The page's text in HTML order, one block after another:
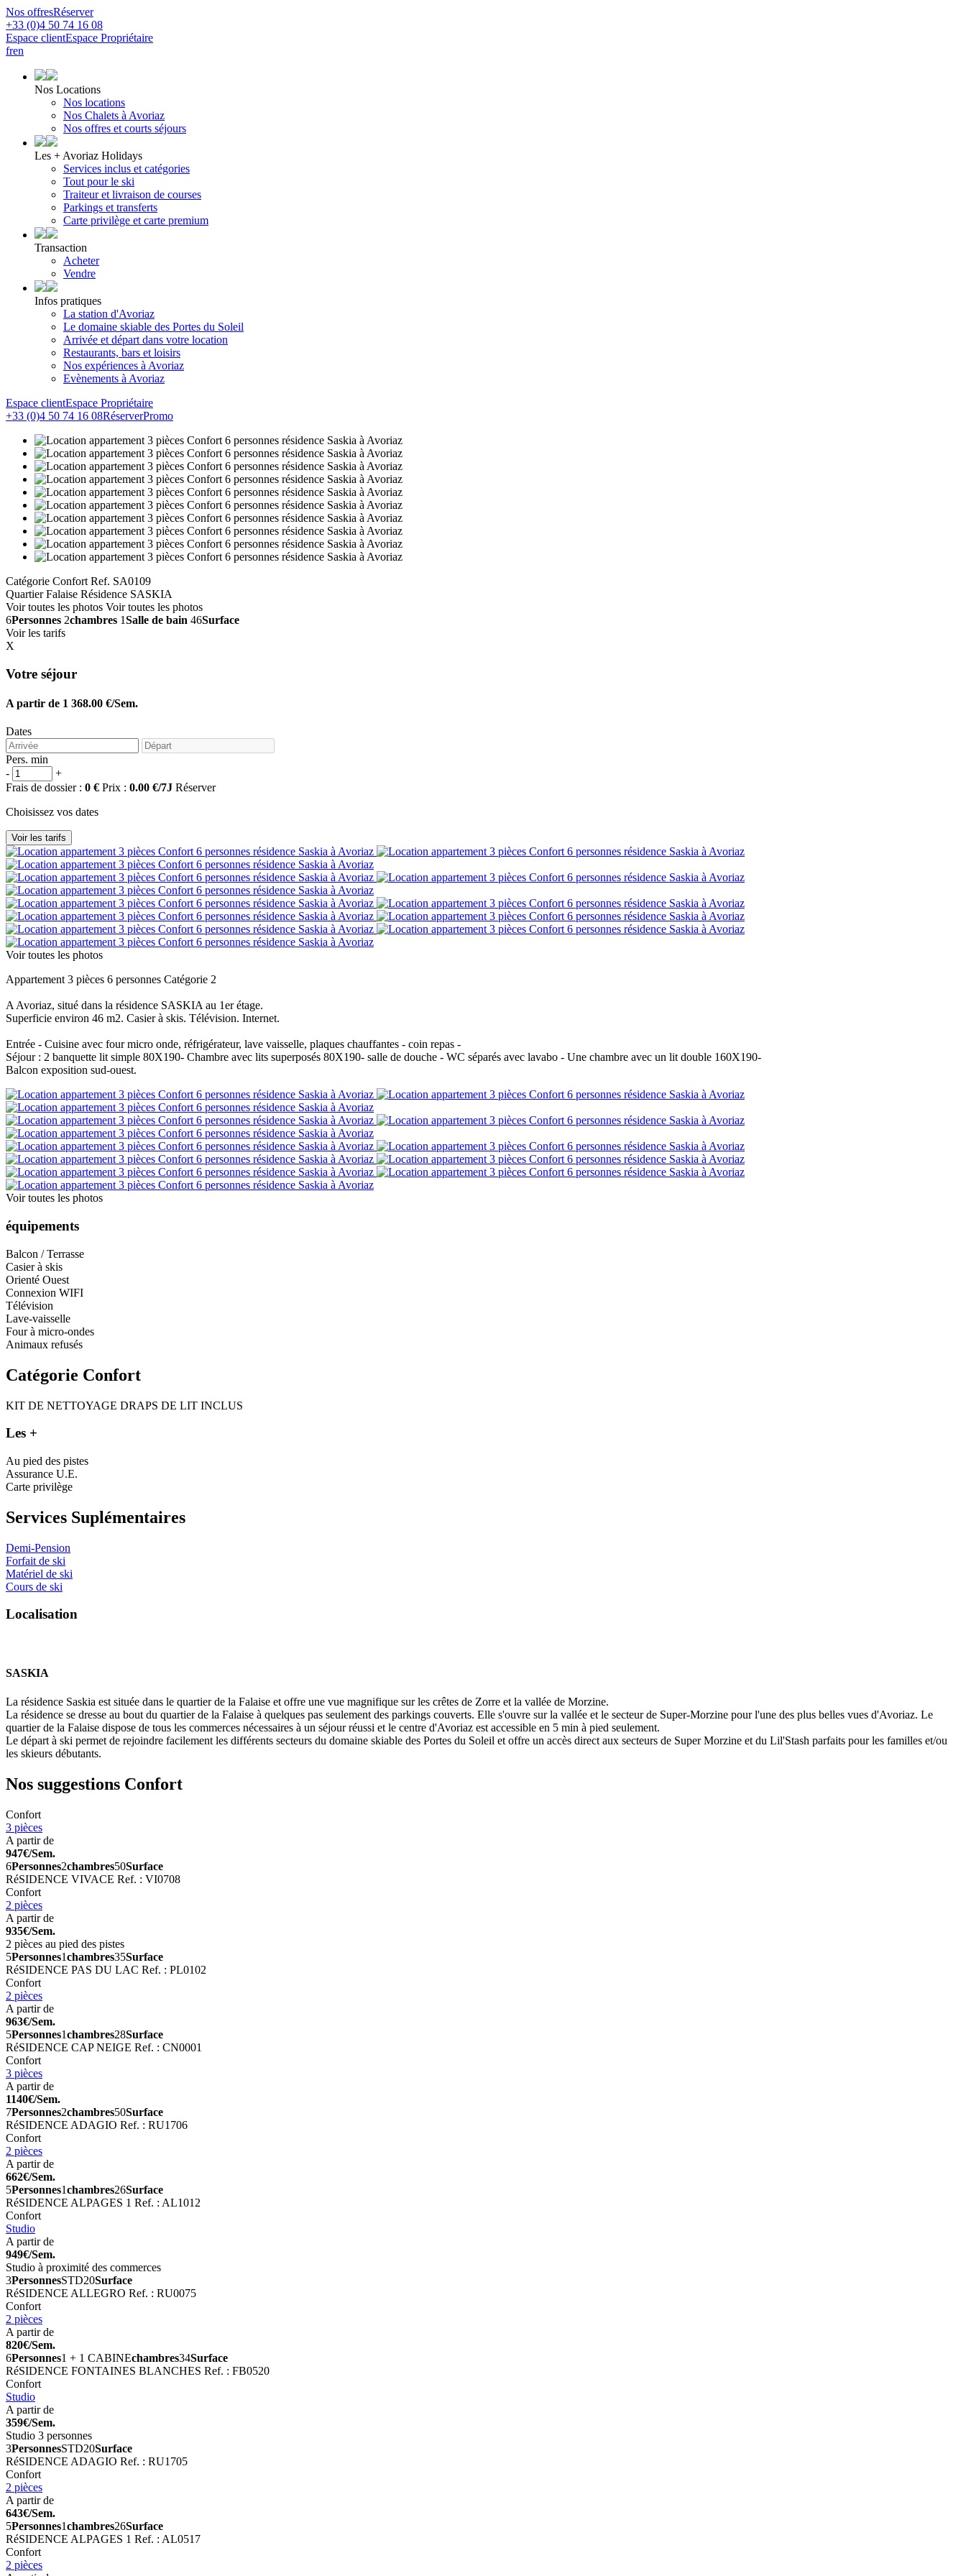
Nos offresRéserver
+33 (0)4 50 74 16 08
Espace clientEspace Propriétaire
fren
Nos Locations
Nos locations
Nos Chalets à Avoriaz
Nos offres et courts séjours
Les + Avoriaz Holidays
Services inclus et catégories
Tout pour le ski
Traiteur et livraison de courses
Parkings et transferts
Carte privilège et carte premium
Transaction
Acheter
Vendre
Infos pratiques
La station d'Avoriaz
Le domaine skiable des Portes du Soleil
Arrivée et départ dans votre location
Restaurants, bars et loisirs
Nos expériences à Avoriaz
Evènements à Avoriaz
Espace clientEspace Propriétaire
+33 (0)4 50 74 16 08RéserverPromo
Catégorie Confort Ref. SA0109
Quartier Falaise Résidence SASKIA
Voir toutes les photos Voir toutes les photos
6Personnes 2chambres 1Salle de bain 46Surface
Voir les tarifs
X
Votre séjour
A partir de 1 368.00 €/Sem.
Dates
Pers. min
-
+
Frais de dossier : 0 € Prix : 0.00 €/7J Réserver
Choisissez vos dates
Voir toutes les photos
Appartement 3 pièces 6 personnes Catégorie 2
A Avoriaz, situé dans la résidence SASKIA au 1er étage.
Superficie environ 46 m2. Casier à skis. Télévision. Internet.
Entrée - Cuisine avec four micro onde, réfrigérateur, lave vaisselle, plaques chauffantes - coin repas -
Séjour : 2 banquette lit simple 80X190- Chambre avec lits superposés 80X190- salle de douche - WC séparés avec lavabo - Une chambre avec un lit double 160X190-
Balcon exposition sud-ouest.
Voir toutes les photos
équipements
Balcon / Terrasse
Casier à skis
Orienté Ouest
Connexion WIFI
Télévision
Lave-vaisselle
Four à micro-ondes
Animaux refusés
Catégorie Confort
KIT DE NETTOYAGE DRAPS DE LIT INCLUS
Les +
Au pied des pistes
Assurance U.E.
Carte privilège
Services Suplémentaires
Demi-Pension
Forfait de ski
Matériel de ski
Cours de ski
Localisation
SASKIA
La résidence Saskia est située dans le quartier de la Falaise et offre une vue magnifique sur les crêtes de Zorre et la vallée de Morzine.
La résidence se dresse au bout du quartier de la Falaise à quelques pas seulement des parkings couverts. Elle s'ouvre sur la vallée et le secteur de Super-Morzine pour l'une des plus belles vues d'Avoriaz. Le
quartier de la Falaise dispose de tous les commerces nécessaires à un séjour réussi et le centre d'Avoriaz est accessible en 5 min à pied seulement.
Le départ à ski permet de rejoindre facilement les différents secteurs du domaine skiable des Portes du Soleil et offre un accès direct aux secteurs de Super Morzine et du Lil'Stash parfaits pour les familles et/ou
les skieurs débutants.
Nos suggestions Confort
Confort
3 pièces
A partir de
947€/Sem.
6Personnes2chambres50Surface
RéSIDENCE VIVACE Ref. : VI0708
Confort
2 pièces
A partir de
935€/Sem.
2 pièces au pied des pistes
5Personnes1chambres35Surface
RéSIDENCE PAS DU LAC Ref. : PL0102
Confort
2 pièces
A partir de
963€/Sem.
5Personnes1chambres28Surface
RéSIDENCE CAP NEIGE Ref. : CN0001
Confort
3 pièces
A partir de
1140€/Sem.
7Personnes2chambres50Surface
RéSIDENCE ADAGIO Ref. : RU1706
Confort
2 pièces
A partir de
662€/Sem.
5Personnes1chambres26Surface
RéSIDENCE ALPAGES 1 Ref. : AL1012
Confort
Studio
A partir de
949€/Sem.
Studio à proximité des commerces
3PersonnesSTD20Surface
RéSIDENCE ALLEGRO Ref. : RU0075
Confort
2 pièces
A partir de
820€/Sem.
6Personnes1 + 1 CABINEchambres34Surface
RéSIDENCE FONTAINES BLANCHES Ref. : FB0520
Confort
Studio
A partir de
359€/Sem.
Studio 3 personnes
3PersonnesSTD20Surface
RéSIDENCE ADAGIO Ref. : RU1705
Confort
2 pièces
A partir de
643€/Sem.
5Personnes1chambres26Surface
RéSIDENCE ALPAGES 1 Ref. : AL0517
Confort
2 pièces